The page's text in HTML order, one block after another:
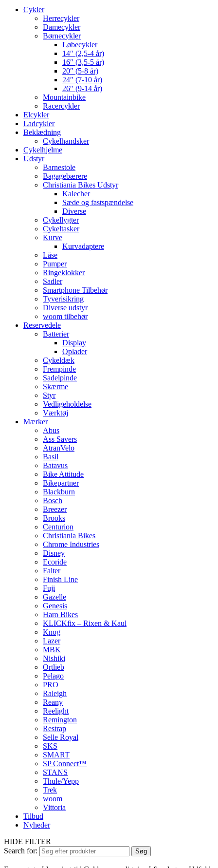
Cykler
Herrecykler
Damecykler
Børnecykler
Løbecykler
14″ (2,5-4 år)
16″ (3,5-5 år)
20″ (5-8 år)
24″ (7-10 år)
26″ (9-14 år)
Mountainbike
Racercykler
Elcykler
Ladcykler
Beklædning
Cykelhandsker
Cykelhjelme
Udstyr
Barnestole
Bagagebærere
Christiania Bikes Udstyr
Kalecher
Sæde og fastspændelse
Diverse
Cykellygter
Cykeltasker
Kurve
Kurvadaptere
Låse
Pumper
Ringeklokker
Sadler
Smartphone Tilbehør
Tyverisikring
Diverse udstyr
woom tilbehør
Reservedele
Batterier
Display
Oplader
Cykeldæk
Frempinde
Sadelpinde
Skærme
Styr
Vedligeholdelse
Værktøj
Mærker
Abus
Ass Savers
AtranVelo
Basil
Batavus
Bike Attitude
Bikepartner
Blackburn
Bosch
Breezer
Brooks
Centurion
Christiania Bikes
Chrome Industries
Disney
Ecoride
Falter
Finish Line
Fuji
Gazelle
Genesis
Haro Bikes
KLICKfix – Rixen & Kaul
Knog
Lazer
MBK
Nishiki
Ortlieb
Pelago
PRO
Raleigh
Reany
Reelight
Remington
Restrap
Selle Royal
SKS
SMART
SP Connect™
STANS
Thule/Yepp
Trek
woom
Vittoria
Tilbud
Nyheder
HIDE FILTER
Search for:
Søg